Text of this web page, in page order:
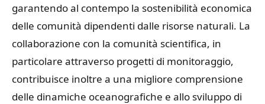
garantendo al contempo la sostenibilità economica
delle comunità dipendenti dalle risorse naturali. La
collaborazione con la comunità scientifica, in
particolare attraverso progetti di monitoraggio,
contribuisce inoltre a una migliore comprensione
delle dinamiche oceanografiche e allo sviluppo di